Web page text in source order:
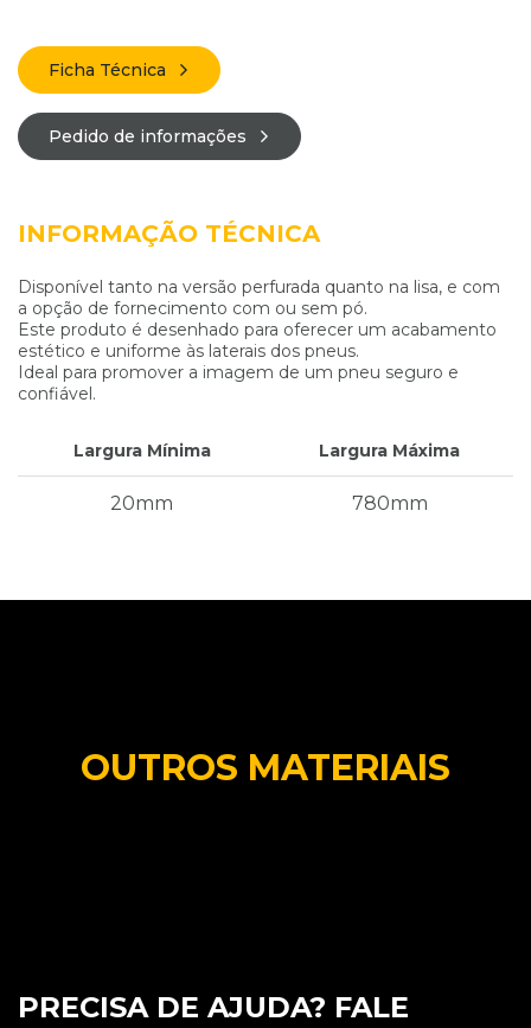
Ficha Técnica
Pedido de informações
INFORMAÇÃO TÉCNICA
Disponível tanto na versão perfurada quanto na lisa, e com
a opção de fornecimento com ou sem pó.
Este produto é desenhado para oferecer um acabamento
estético e uniforme às laterais dos pneus.
Ideal para promover a imagem de um pneu seguro e
confiável.
Largura Mínima Largura Máxima
20mm 780mm
OUTROS MATERIAIS
PRECISA DE AJUDA? FALE